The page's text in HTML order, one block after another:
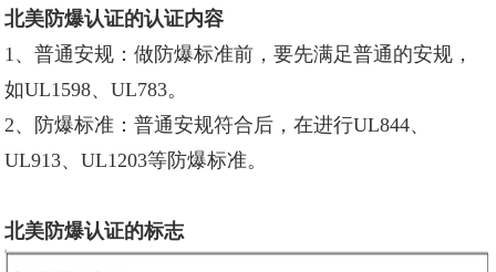
北美防爆认证的认证内容
1、普通安规：做防爆标准前，要先满足普通的安规，
如UL1598、UL783。
2、防爆标准：普通安规符合后，在进行UL844、
UL913、UL1203等防爆标准。
北美防爆认证的标志